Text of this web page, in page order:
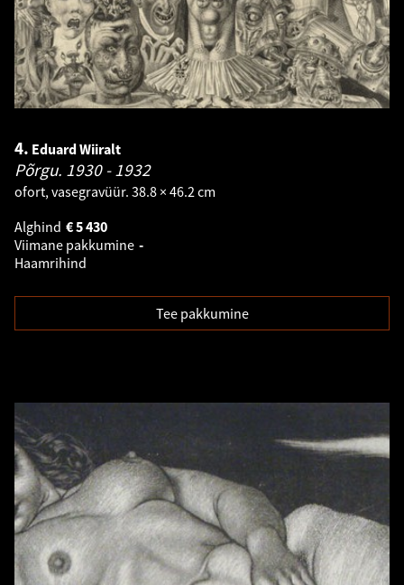
4. Eduard Wiiralt
Põrgu. 1930 - 1932
ofort, vasegravüür. 38.8 × 46.2 cm
Alghind
5 430
€
Viimane pakkumine -
Haamrihind
Tee pakkumine